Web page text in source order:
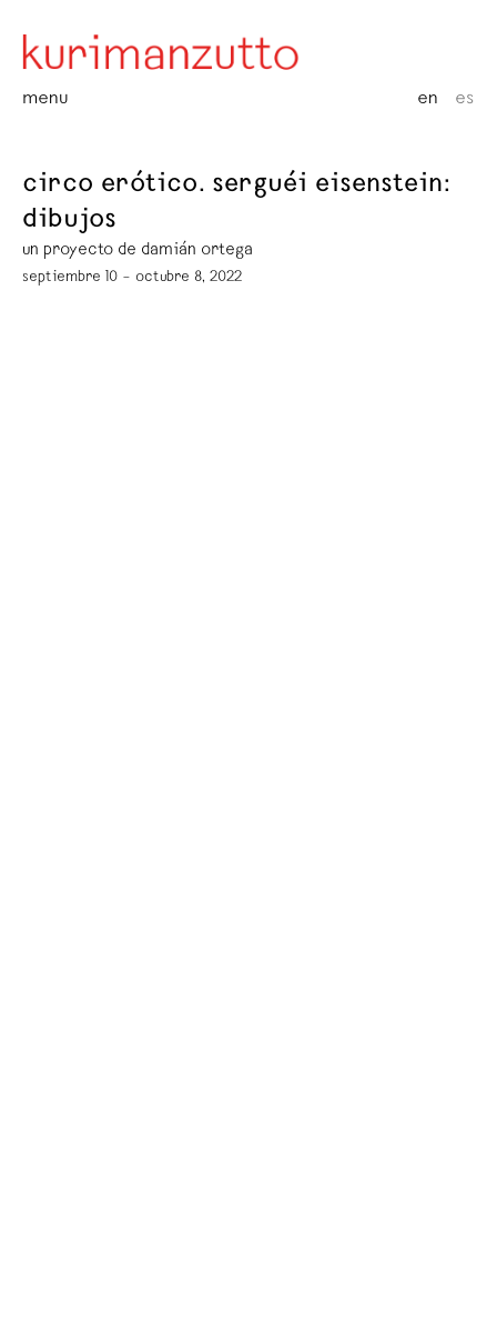
menu en es
circo erótico. serguéi eisenstein:
dibujos
un proyecto de damián ortega
septiembre 10 – octubre 8, 2022